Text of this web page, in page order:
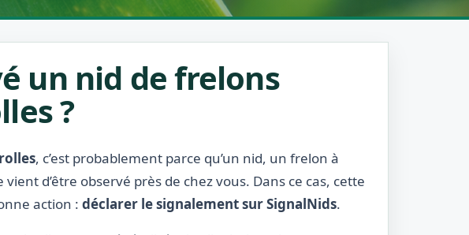
un nid de frelons
?
, c’est probablement parce qu’un nid, un frelon à
d’être observé près de chez vous. Dans ce cas, cette
action : déclarer le signalement sur SignalNids.